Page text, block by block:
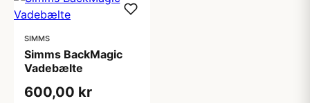
SIMMS
Simms BackMagic
Vadebælte
600,00 kr